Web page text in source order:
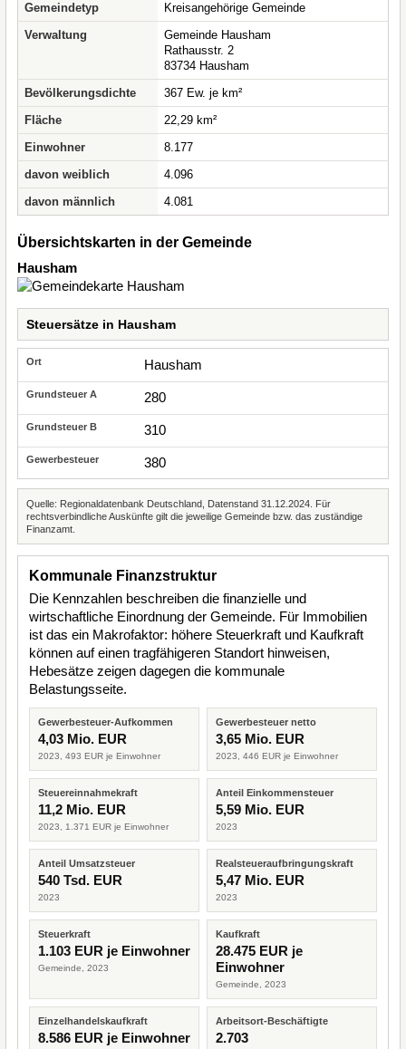
Gemeindetyp
Kreisangehörige Gemeinde
Verwaltung
Gemeinde Hausham
Rathausstr. 2
83734 Hausham
Bevölkerungsdichte
367 Ew. je km²
Fläche
22,29 km²
Einwohner
8.177
davon weiblich
4.096
davon männlich
4.081
Übersichtskarten in der Gemeinde
Hausham
Steuersätze in Hausham
Hausham
280
310
380
Quelle: Regionaldatenbank Deutschland, Datenstand 31.12.2024. Für
rechtsverbindliche Auskünfte gilt die jeweilige Gemeinde bzw. das zuständige
Finanzamt.
Kommunale Finanzstruktur
Die Kennzahlen beschreiben die finanzielle und
wirtschaftliche Einordnung der Gemeinde. Für Immobilien
ist das ein Makrofaktor: höhere Steuerkraft und Kaufkraft
können auf einen tragfähigeren Standort hinweisen,
Hebesätze zeigen dagegen die kommunale
Belastungsseite.
Gewerbesteuer-Aufkommen
4,03 Mio. EUR
2023, 493 EUR je Einwohner
Gewerbesteuer netto
3,65 Mio. EUR
2023, 446 EUR je Einwohner
Steuereinnahmekraft
11,2 Mio. EUR
2023, 1.371 EUR je Einwohner
Anteil Einkommensteuer
5,59 Mio. EUR
2023
Anteil Umsatzsteuer
540 Tsd. EUR
2023
Realsteueraufbringungskraft
5,47 Mio. EUR
2023
Steuerkraft
1.103 EUR je Einwohner
Gemeinde, 2023
Kaufkraft
28.475 EUR je
Einwohner
Gemeinde, 2023
Einzelhandelskaufkraft
8.586 EUR je Einwohner
Arbeitsort-Beschäftigte
2.703